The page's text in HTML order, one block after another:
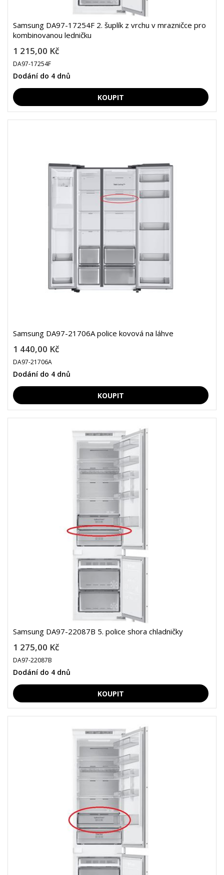
Samsung DA97-17254F 2. šuplík z vrchu v mrazničce pro
kombinovanou ledničku
1 215,00 Kč
DA97-17254F
Dodání do 4 dnů
Samsung DA97-21706A police kovová na láhve
1 440,00 Kč
DA97-21706A
Dodání do 4 dnů
Samsung DA97-22087B 5. police shora chladničky
1 275,00 Kč
DA97-22087B
Dodání do 4 dnů